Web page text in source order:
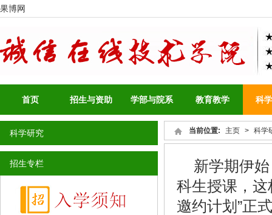
果博网
首页 招生与资助 学部与院系 教育教学 科
科学研究
招生专栏
当前位置: 主页 > 科学
新学期伊
科生授课，
邀约计划”正